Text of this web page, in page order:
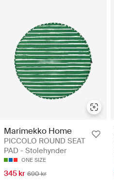
Marimekko Home
PICCOLO ROUND SEAT
PAD - Stolehynder
ONE SIZE
345 kr 690 kr